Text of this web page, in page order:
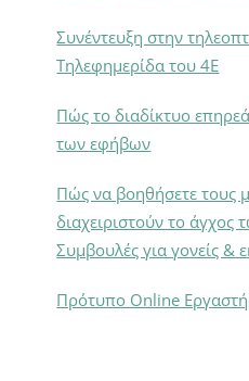
Συνέντευξη στην
Τηλεφημερίδα του 4Ε
Πώς το διαδίκτυο
των εφήβων
Πώς να βοηθήσετε τους
διαχειριστούν το άγχος
Συμβουλές για γονείς &
Πρότυπο Online